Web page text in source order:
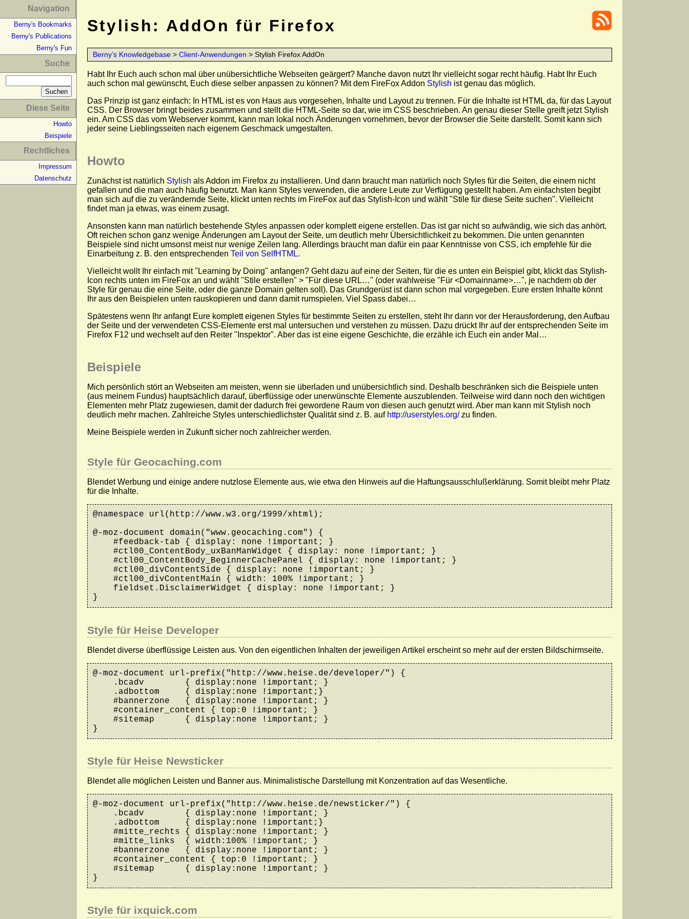
Navigation
Berny's Bookmarks
Berny's Publications
Berny's Fun
Suche
Diese Seite
Howto
Beispiele
Rechtliches
Impressum
Datenschutz
Stylish: AddOn für Firefox
Berny’s Knowledgebase > Client-Anwendungen > Stylish Firefox AddOn
Habt Ihr Euch auch schon mal über unübersichtliche Webseiten geärgert? Manche davon nutzt Ihr vielleicht sogar recht häufig. Habt Ihr Euch
auch schon mal gewünscht, Euch diese selber anpassen zu können? Mit dem FireFox Addon Stylish ist genau das möglich.
Das Prinzip ist ganz einfach: In HTML ist es von Haus aus vorgesehen, Inhalte und Layout zu trennen. Für die Inhalte ist HTML da, für das Layout
CSS. Der Browser bringt beides zusammen und stellt die HTML-Seite so dar, wie im CSS beschrieben. An genau dieser Stelle greift jetzt Stylish
ein. Am CSS das vom Webserver kommt, kann man lokal noch Änderungen vornehmen, bevor der Browser die Seite darstellt. Somit kann sich
jeder seine Lieblingsseiten nach eigenem Geschmack umgestalten.
Howto
Zunächst ist natürlich Stylish als Addon im Firefox zu installieren. Und dann braucht man natürlich noch Styles für die Seiten, die einem nicht
gefallen und die man auch häufig benutzt. Man kann Styles verwenden, die andere Leute zur Verfügung gestellt haben. Am einfachsten begibt
man sich auf die zu verändernde Seite, klickt unten rechts im FireFox auf das Stylish-Icon und wählt "Stile für diese Seite suchen". Vielleicht
findet man ja etwas, was einem zusagt.
Ansonsten kann man natürlich bestehende Styles anpassen oder komplett eigene erstellen. Das ist gar nicht so aufwändig, wie sich das anhört.
Oft reichen schon ganz wenige Änderungen am Layout der Seite, um deutlich mehr Übersichtlichkeit zu bekommen. Die unten genannten
Beispiele sind nicht umsonst meist nur wenige Zeilen lang. Allerdings braucht man dafür ein paar Kenntnisse von CSS, ich empfehle für die
Einarbeitung z. B. den entsprechenden Teil von SelfHTML.
Vielleicht wollt Ihr einfach mit "Learning by Doing" anfangen? Geht dazu auf eine der Seiten, für die es unten ein Beispiel gibt, klickt das Stylish-
Icon rechts unten im FireFox an und wählt "Stile erstellen" > "Für diese URL…" (oder wahlweise "Für <Domainname>…", je nachdem ob der
Style für genau die eine Seite, oder die ganze Domain gelten soll). Das Grundgerüst ist dann schon mal vorgegeben. Eure ersten Inhalte könnt
Ihr aus den Beispielen unten rauskopieren und dann damit rumspielen. Viel Spass dabei…
Spätestens wenn Ihr anfangt Eure komplett eigenen Styles für bestimmte Seiten zu erstellen, steht Ihr dann vor der Herausforderung, den Aufbau
der Seite und der verwendeten CSS-Elemente erst mal untersuchen und verstehen zu müssen. Dazu drückt Ihr auf der entsprechenden Seite im
Firefox F12 und wechselt auf den Reiter "Inspektor". Aber das ist eine eigene Geschichte, die erzähle ich Euch ein ander Mal…
Beispiele
Mich persönlich stört an Webseiten am meisten, wenn sie überladen und unübersichtlich sind. Deshalb beschränken sich die Beispiele unten
(aus meinem Fundus) hauptsächlich darauf, überflüssige oder unerwünschte Elemente auszublenden. Teilweise wird dann noch den wichtigen
Elementen mehr Platz zugewiesen, damit der dadurch frei gewordene Raum von diesen auch genutzt wird. Aber man kann mit Stylish noch
deutlich mehr machen. Zahlreiche Styles unterschiedlichster Qualität sind z. B. auf http://userstyles.org/zu finden.
Meine Beispiele werden in Zukunft sicher noch zahlreicher werden.
Style für Geocaching.com
Blendet Werbung und einige andere nutzlose Elemente aus, wie etwa den Hinweis auf die Haftungsausschlußerklärung. Somit bleibt mehr Platz
für die Inhalte.
@namespace url(http://www.w3.org/1999/xhtml);
@-moz-document domain("www.geocaching.com") {
    #feedback-tab { display: none !important; }
    #ctl00_ContentBody_uxBanManWidget { display: none !important; }
    #ctl00_ContentBody_BeginnerCachePanel { display: none !important; }
    #ctl00_divContentSide { display: none !important; }
    #ctl00_divContentMain { width: 100% !important; }
    fieldset.DisclaimerWidget { display: none !important; }
}
Style für Heise Developer
Blendet diverse überflüssige Leisten aus. Von den eigentlichen Inhalten der jeweiligen Artikel erscheint so mehr auf der ersten Bildschirmseite.
@-moz-document url-prefix("http://www.heise.de/developer/") {
    .bcadv        { display:none !important; }
    .adbottom     { display:none !important;}
    #bannerzone   { display:none !important; }
    #container_content { top:0 !important; }
    #sitemap      { display:none !important; }
}
Style für Heise Newsticker
Blendet alle möglichen Leisten und Banner aus. Minimalistische Darstellung mit Konzentration auf das Wesentliche.
@-moz-document url-prefix("http://www.heise.de/newsticker/") {
    .bcadv        { display:none !important; }
    .adbottom     { display:none !important;}
    #mitte_rechts { display:none !important; }
    #mitte_links  { width:100% !important; }
    #bannerzone   { display:none !important; }
    #container_content { top:0 !important; }
    #sitemap      { display:none !important; }
}
Style für ixquick.com